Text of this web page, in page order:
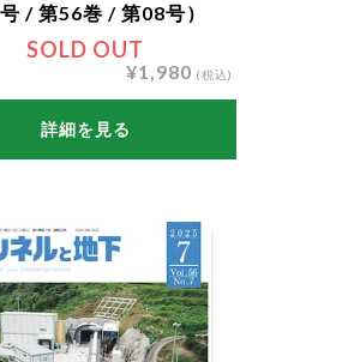
SOLD OUT
/ 第56巻 / 第08号）
¥1,980 (税込)
詳細を見る